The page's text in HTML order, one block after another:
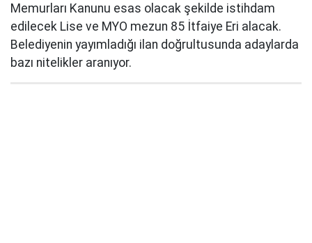
Memurları Kanunu esas olacak şekilde istihdam
edilecek Lise ve MYO mezun 85 İtfaiye Eri alacak.
Belediyenin yayımladığı ilan doğrultusunda adaylarda
bazı nitelikler aranıyor.